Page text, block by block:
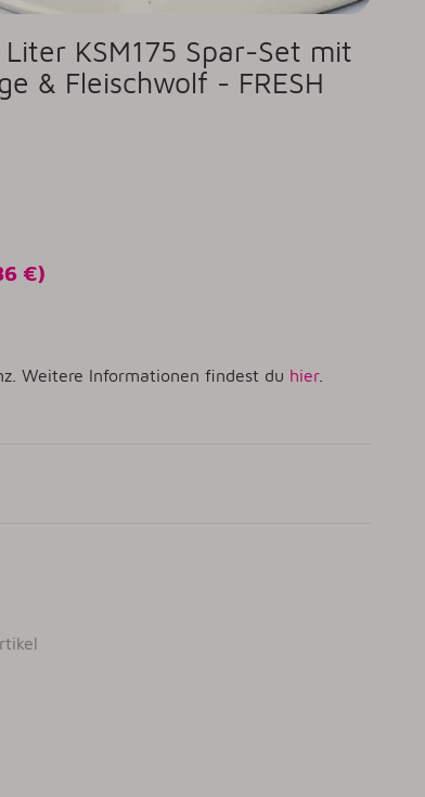
KSM175 Spar-Set mit
& Fleischwolf - FRESH
€)
Weitere Informationen findest du hier.